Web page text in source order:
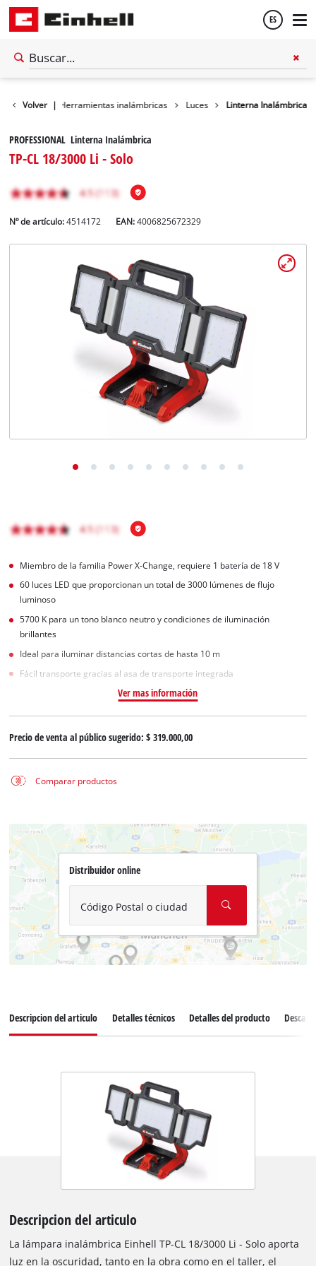
ES
Volver |
Taller Herramientas inalámbricas Luces Linterna Inalámbrica
PROFESSIONAL Linterna Inalámbrica
TP-CL 18/3000 Li - Solo
Nº de artículo: 4514172 EAN:4006825672329
Miembro de la familia Power X-Change, requiere 1 batería de 18 V
60 luces LED que proporcionan un total de 3000 lúmenes de flujo
luminoso
5700 K para un tono blanco neutro y condiciones de iluminación
brillantes
Ideal para iluminar distancias cortas de hasta 10 m
Fácil transporte gracias al asa de transporte integrada
Ver mas información
Precio de venta al público sugerido:$ 319.000,00
Comparar productos
Distribuidor online
Código Postal o ciudad
Descripcion del articulo Detalles técnicos Detalles del producto
Descripcion del articulo
La lámpara inalámbrica Einhell TP-CL 18/3000 Li - Solo aporta
luz en la oscuridad, tanto en la obra como en el taller, el